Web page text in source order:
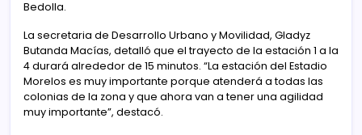
Bedolla.
La secretaria de Desarrollo Urbano y Movilidad, Gladyz
Butanda Macías, detalló que el trayecto de la estación 1 a la
4 durará alrededor de 15 minutos. “La estación del Estadio
Morelos es muy importante porque atenderá a todas las
colonias de la zona y que ahora van a tener una agilidad
muy importante”, destacó.